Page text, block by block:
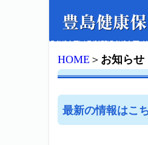
HOME ＞ お知らせ
最新の情報はこ